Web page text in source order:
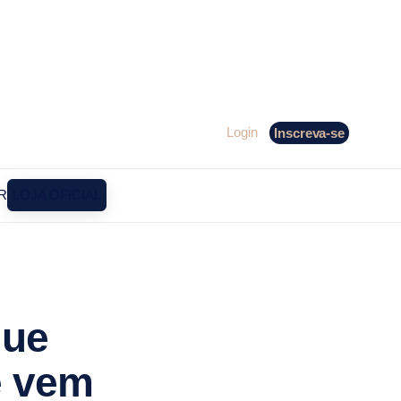
Login Inscreva-se
vem